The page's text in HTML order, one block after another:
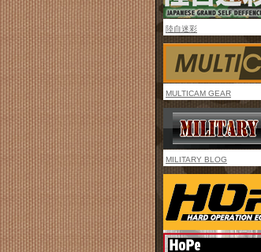
陸自迷彩
MULTICAM GEAR
MILITARY BLOG